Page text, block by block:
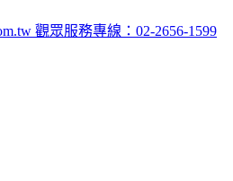
觀眾服務專線：02-2656-1599